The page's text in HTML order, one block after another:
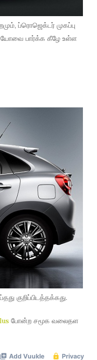
ப்ரொஜெக்டர் முகப்பு
பார்க்க கீழே உள்ள
குறிப்பிடத்தக்கது.
போன்ற சமூக வலைதள